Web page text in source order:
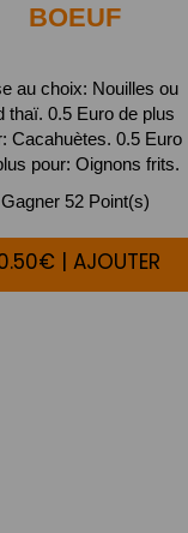
BOEUF
au choix: Nouilles ou
thaï. 0.5 Euro de plus
Cacahuètes. 0.5 Euro
pour: Oignons frits.
Gagner 52 Point(s)
| AJOUTER